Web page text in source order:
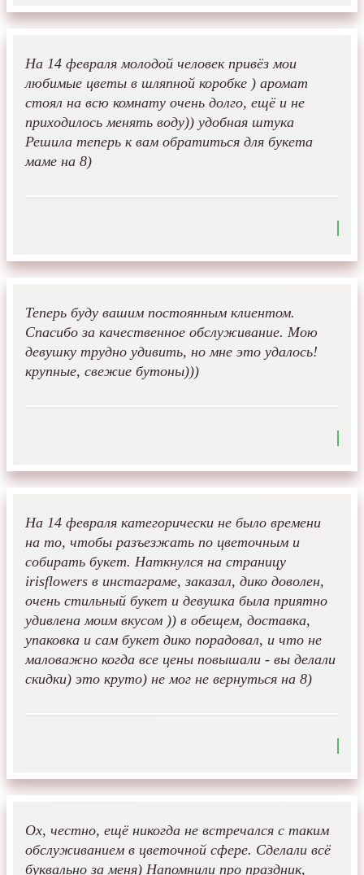
На 14 февраля молодой человек привёз мои
любимые цветы в шляпной коробке ) аромат
стоял на всю комнату очень долго, ещё и не
приходилось менять воду)) удобная штука
Решила теперь к вам обратиться для букета
маме на 8)
Теперь буду вашим постоянным клиентом.
Спасибо за качественное обслуживание. Мою
девушку трудно удивить, но мне это удалось!
крупные, свежие бутоны)))
На 14 февраля категорически не было времени
на то, чтобы разъезжать по цветочным и
собирать букет. Наткнулся на страницу
irisflowers в инстаграме, заказал, дико доволен,
очень стильный букет и девушка была приятно
удивлена моим вкусом )) в обещем, доставка,
упаковка и сам букет дико порадовал, и что не
маловажно когда все цены повышали - вы делали
скидки) это круто) не мог не вернуться на 8)
Ох, честно, ещё никогда не встречался с таким
обслуживанием в цветочной сфере. Сделали всё
буквально за меня) Напомнили про праздник,